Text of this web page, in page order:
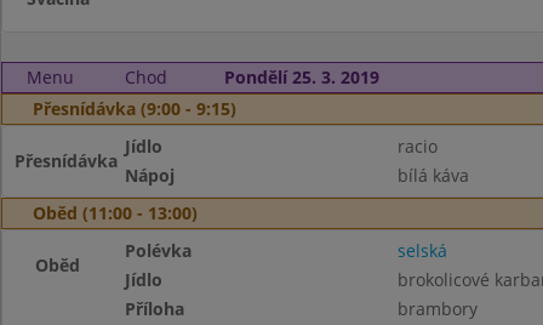
Menu Chod
Pondělí 25. 3. 2019
Přesnídávka (9:00 - 9:15)
Přesnídávka
Jídlo
racio
Nápoj
bílá káva
Oběd (11:00 - 13:00)
Oběd
Polévka
selská
Jídlo
brokolicové
Příloha
brambory